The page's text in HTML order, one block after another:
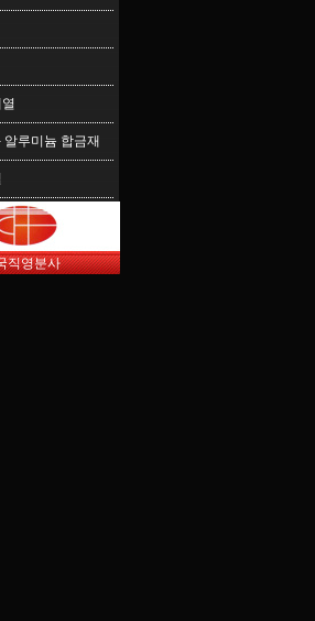
알루미늄 합금재
직영분사